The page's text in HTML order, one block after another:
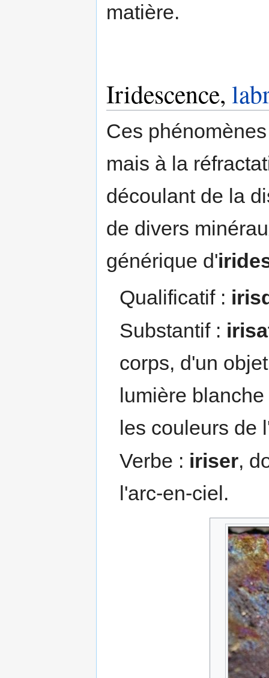
matière.
Iridescence,
Ces
mais à la
découlant de la
de divers
générique d'
Qualificatif :
Substantif :
corps, d'un
lumière
les couleurs de
Verbe : iriser,
l'arc-en-ciel.